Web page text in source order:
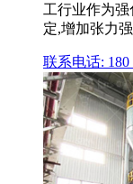
工行业作为
定,增加张力
联系电话: 180